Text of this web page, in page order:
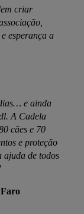
criar
esperança a
e ainda
A Cadela
cães e 70
e proteção
ajuda de todos